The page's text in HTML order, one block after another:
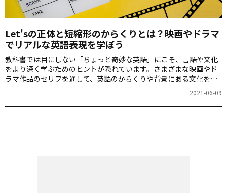
Let'sの正体と短縮形のからくりとは？映画やドラマ
でリアルな英語表現を学ぼう
教科書では目にしない「ちょっと奇妙な英語」にこそ、言語や文化
をより深く学ぶためのヒントが隠れています。さまざまな映画やド
ラマ作品のセリフを通して、英語のからくりや背景にある文化を探
2021-06-09